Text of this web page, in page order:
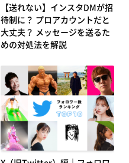
【送れない】インスタDMが招
待制に？ プロアカウントだと
大丈夫？ メッセージを送るた
めの対処法を解説